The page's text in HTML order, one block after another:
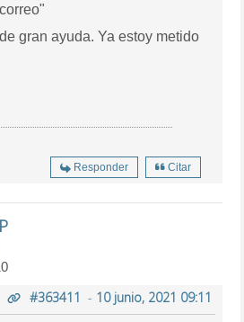
gran ayuda. Ya estoy metido
Responder Citar
#363411 - 10 junio, 2021 09:11